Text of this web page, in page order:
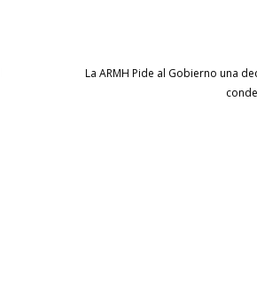
La ARMH Pide al Gobierno una